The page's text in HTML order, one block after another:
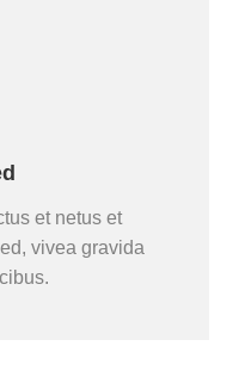
et netus et
vivea gravida